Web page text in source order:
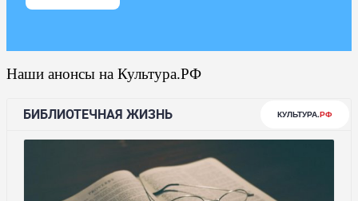
Наши анонсы на Культура.РФ